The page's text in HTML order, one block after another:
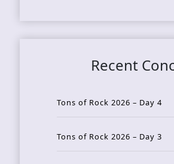
Recent
Tons of Rock 2026 – Day 4
Tons of Rock 2026 – Day 3